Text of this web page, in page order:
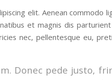
elit. Aenean commodo
et magnis dis
nec, pellentesque eu,
Donec pede justo,